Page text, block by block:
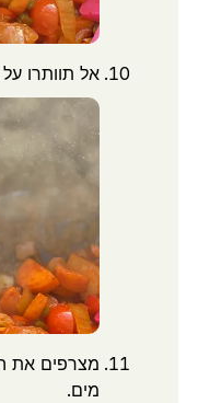
אל תוותרו
מים.